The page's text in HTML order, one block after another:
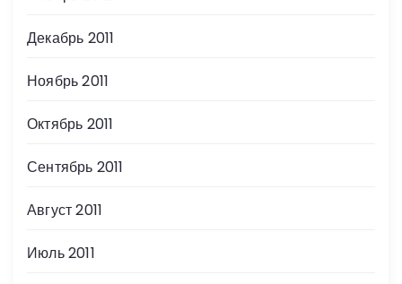
Декабрь 2011
Ноябрь 2011
Октябрь 2011
Сентябрь 2011
Август 2011
Июль 2011